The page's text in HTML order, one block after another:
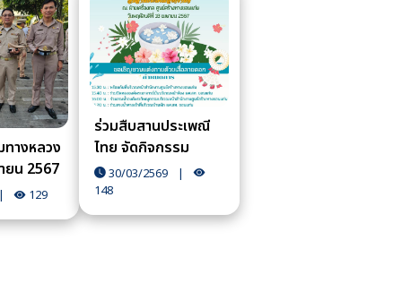
างหลวง
ยน 2567
129
ร่วมสืบสานประเพณี
ไทย จัดกิจกรรม
สงกรานต์
30/03/2569
|
148